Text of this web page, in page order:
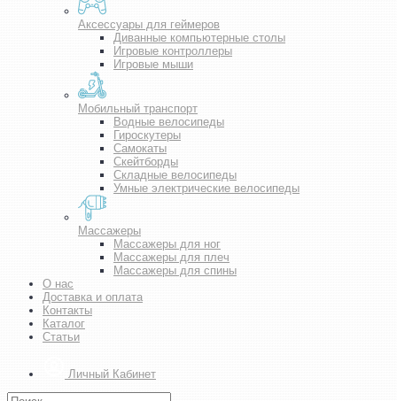
Аксессуары для геймеров
Диванные компьютерные столы
Игровые контроллеры
Игровые мыши
Мобильный транспорт
Водные велосипеды
Гироскутеры
Самокаты
Скейтборды
Складные велосипеды
Умные электрические велосипеды
Массажеры
Массажеры для ног
Массажеры для плеч
Массажеры для спины
О нас
Доставка и оплата
Контакты
Каталог
Статьи
Личный Кабинет